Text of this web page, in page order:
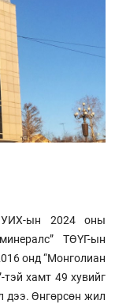
УИХ-ын 2024 оны
ТӨҮГ-ын
онд “Монголиан
хамт 49 хувийг
дээ. Өнгөрсөн жил